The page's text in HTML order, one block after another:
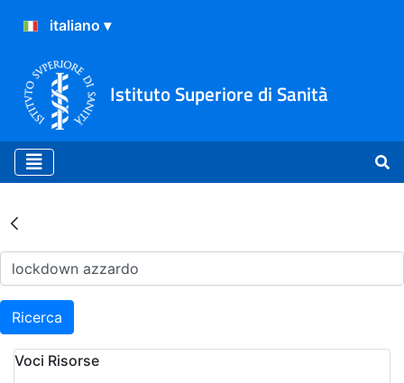
Istituto Superiore di Sanità
Risultati della Ricerca -
Ricerca
Voci Risorse